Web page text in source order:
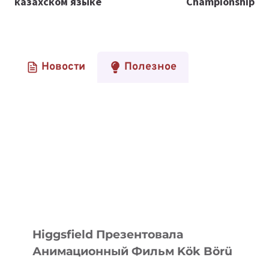
Новости Полезное
Higgsfield Презентовала
Анимационный Фильм Kök Börü